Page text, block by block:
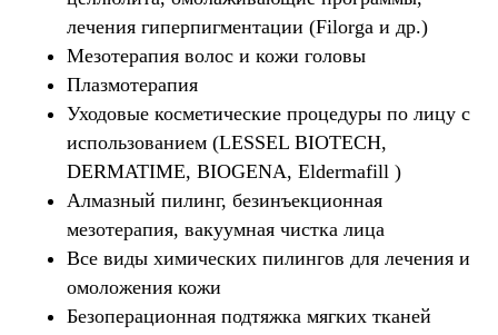
лечения гиперпигментации (Filorga и др.)
Мезотерапия волос и кожи головы
Плазмотерапия
Уходовые косметические процедуры по лицу с
использованием (LESSEL BIOTECH,
DERMATIME, BIOGENA, Eldermafill )
Алмазный пилинг, безинъекционная
мезотерапия, вакуумная чистка лица
Все виды химических пилингов для лечения и
омоложения кожи
Безоперационная подтяжка мягких тканей